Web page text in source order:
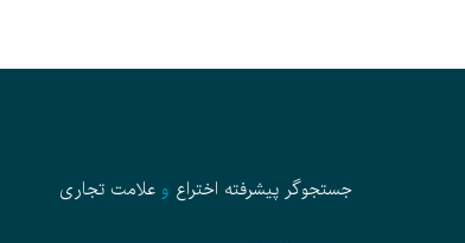
جستجوگر پیشرفته اختراع وعلامت تجاری